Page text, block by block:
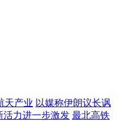
天产业 以媒称伊朗议长讽
活力进一步激发 最北高铁